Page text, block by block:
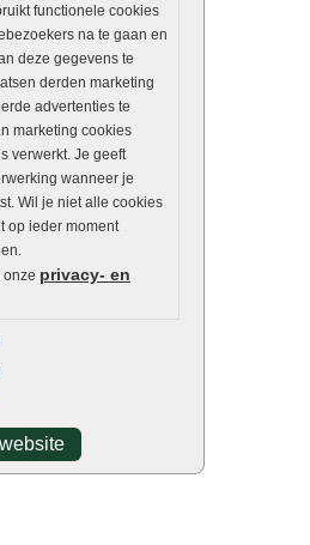
functionele cookies
na te gaan en
deze gegevens te
derden marketing
advertenties te
marketing cookies
verwerkt. Je geeft
wanneer je
Wil je niet alle cookies
op ieder moment
onze privacy- en